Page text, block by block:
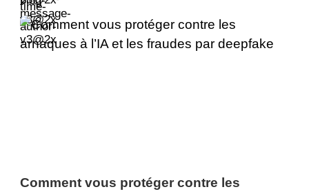
Comment vous protéger contre les